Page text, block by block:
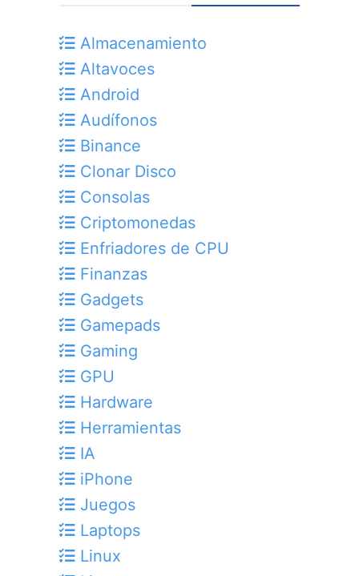
Almacenamiento
Altavoces
Android
Audífonos
Binance
Clonar Disco
Consolas
Criptomonedas
Enfriadores de CPU
Finanzas
Gadgets
Gamepads
Gaming
GPU
Hardware
Herramientas
IA
iPhone
Juegos
Laptops
Linux